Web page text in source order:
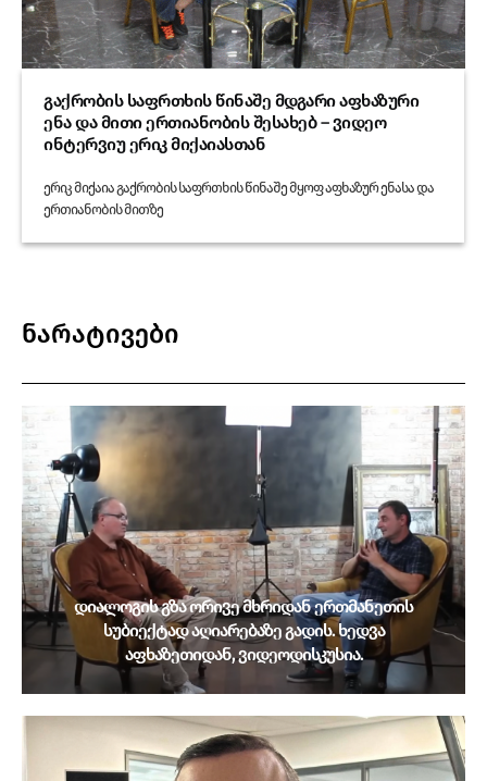
გაქრობის საფრთხის წინაშე მდგარი აფხაზური
ენა და მითი ერთიანობის შესახებ – ვიდეო
ინტერვიუ ერიკ მიქაიასთან
ერიკ მიქაია გაქრობის საფრთხის წინაშე მყოფ აფხაზურ ენასა და
ერთიანობის მითზე
ნარატივები
დიალოგის გზა ორივე მხრიდან ერთმანეთის
სუბიექტად აღიარებაზე გადის. ხედვა
აფხაზეთიდან, ვიდეოდისკუსია.